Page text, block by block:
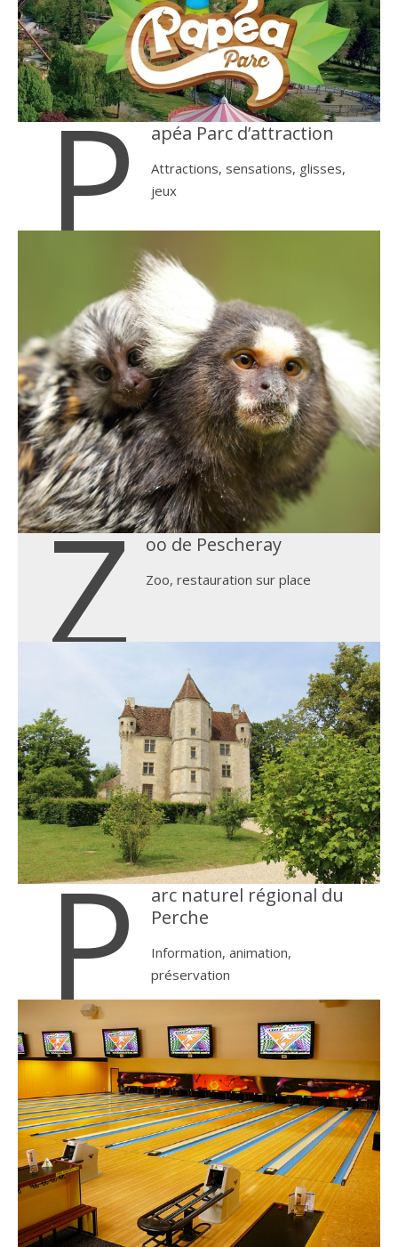
P apéa Parc d’attraction
Attractions, sensations, glisses,
jeux
Z oo de Pescheray
Zoo, restauration sur place
P
arc naturel régional du
Perche
Information, animation,
préservation